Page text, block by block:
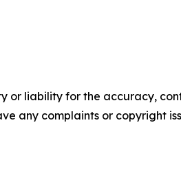
or liability for the accuracy,
any complaints or copyright